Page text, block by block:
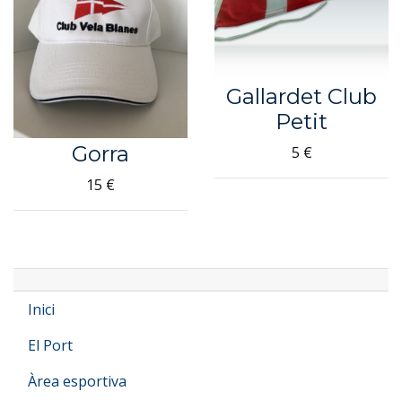
Gorra
15 €
Gallardet Club
Petit
5 €
Inici
El Port
Àrea esportiva